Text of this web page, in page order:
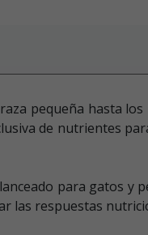
pequeña hasta
de nutrientes
para gatos
respuestas